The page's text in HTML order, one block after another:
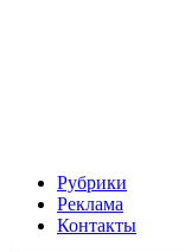
Рубрики
Реклама
Контакты